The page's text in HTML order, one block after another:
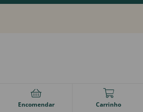
Encomendar Carrinho